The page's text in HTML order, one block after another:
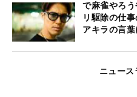
で麻雀やろ
リ駆除の仕
アキラの言
ニュース